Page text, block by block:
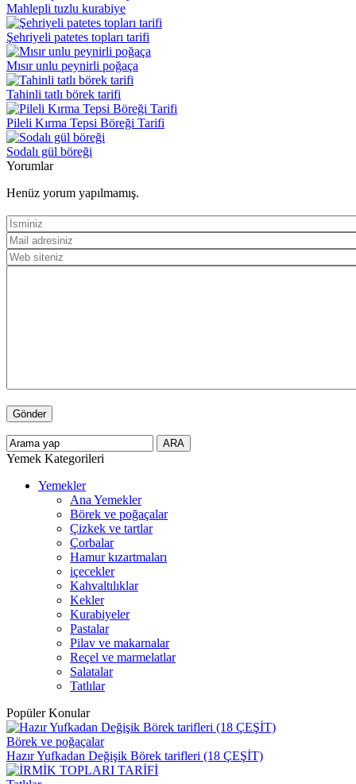
Mahlepli tuzlu kurabiye
Şehriyeli patetes topları tarifi
Mısır unlu peynirli poğaça
Tahinli tatlı börek tarifi
Pileli Kırma Tepsi Böreği Tarifi
Sodalı gül böreği
Yorumlar
Henüz yorum yapılmamış.
Yemek Kategorileri
Yemekler
Ana Yemekler
Börek ve poğaçalar
Çizkek ve tartlar
Çorbalar
Hamur kızartmaları
içecekler
Kahvaltılıklar
Kekler
Kurabiyeler
Pastalar
Pilav ve makarnalar
Reçel ve marmelatlar
Salatalar
Tatlılar
Popüler Konular
Börek ve poğaçalar
Hazır Yufkadan Değişik Börek tarifleri (18 ÇEŞİT)